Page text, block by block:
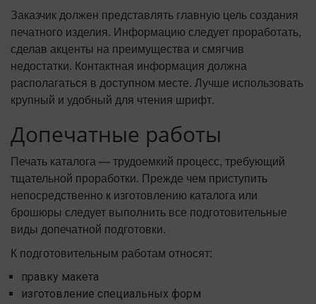
Заказчик должен представлять главную цель создания
печатного изделия. Информацию следует проработать,
сделав акценты на преимущества и смягчив
недостатки. Контактная информация должна
располагаться в доступном месте. Лучше использовать
крупный и удобный для чтения шрифт.
Допечатные работы
Печать каталога — трудоемкий процесс, требующий
тщательной проработки. Прежде чем приступить
непосредственно к изготовлению каталога или
брошюры следует выполнить все подготовительные
виды допечатной подготовки.
К подготовительным работам относят:
правку макета
изготовление специальных форм